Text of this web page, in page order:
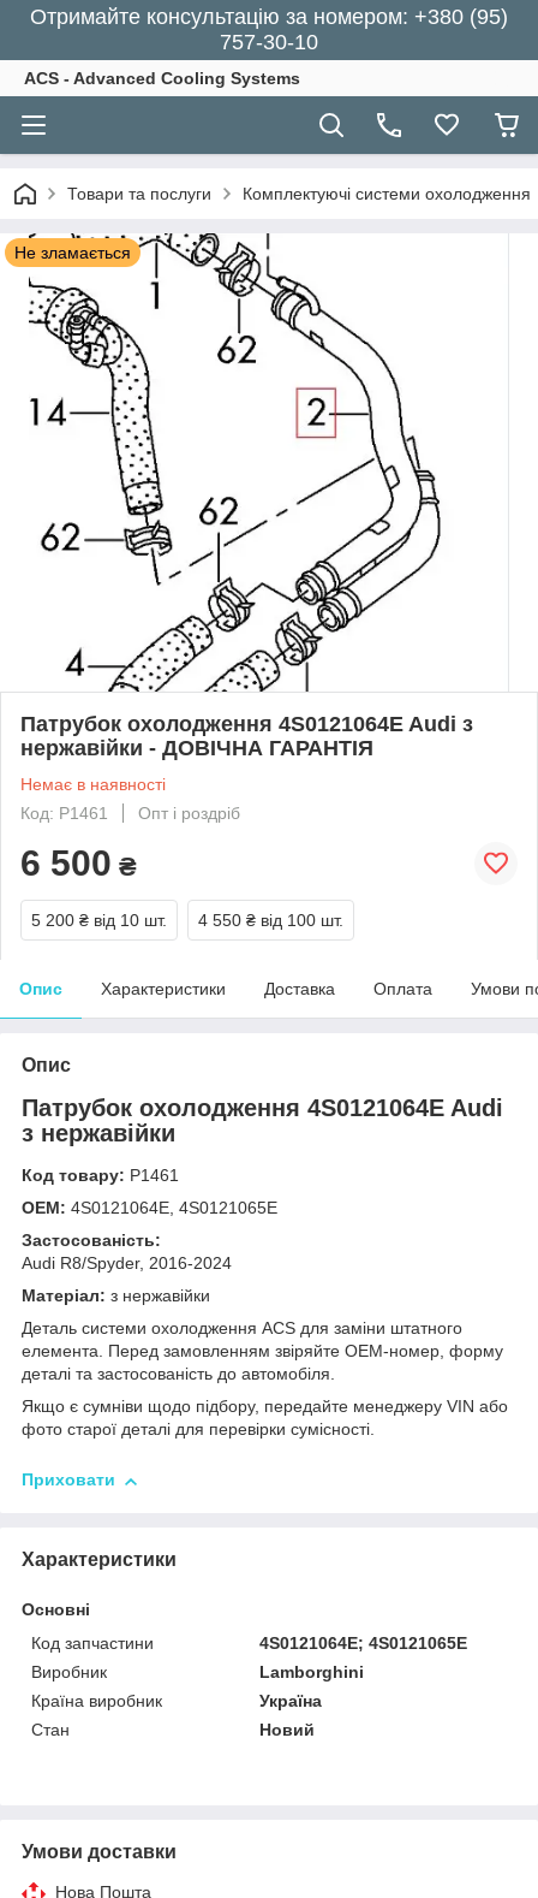
Отримайте консультацію за номером: +380 (95)
757-30-10
ACS - Advanced Cooling Systems
Товари та послуги Комплектуючі системи охолодження
Не зламається
Патрубок охолодження 4S0121064E Audi з
нержавійки - ДОВІЧНА ГАРАНТІЯ
Немає в наявності
Код: Р1461
Опт і роздріб
6 500 ₴
5 200 ₴ від 10 шт. 4 550 ₴ від 100 шт.
Опис Характеристики Доставка Оплата Умови
Опис
Патрубок охолодження 4S0121064E Audi
з нержавійки
Код товару: Р1461
OEM: 4S0121064E, 4S0121065E
Застосованість:
Audi R8/Spyder, 2016-2024
Матеріал: з нержавійки
Деталь системи охолодження ACS для заміни штатного
елемента. Перед замовленням звіряйте OEM-номер, форму
деталі та застосованість до автомобіля.
Якщо є сумніви щодо підбору, передайте менеджеру VIN або
фото старої деталі для перевірки сумісності.
Приховати
Характеристики
Основні
Код запчастини
4S0121064E; 4S0121065E
Виробник
Lamborghini
Країна виробник
Україна
Стан
Новий
Умови доставки
Нова Пошта